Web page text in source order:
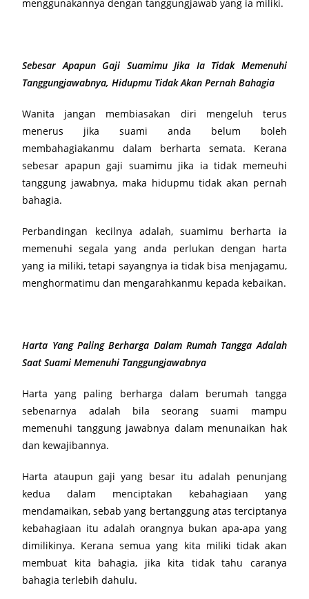
menggunakannya dengan tanggungjawab yang ia miliki.
Sebesar Apapun Gaji Suamimu Jika Ia Tidak Memenuhi
Tanggungjawabnya, Hidupmu Tidak Akan Pernah Bahagia
Wanita jangan membiasakan diri mengeluh terus
menerus jika suami anda belum boleh
membahagiakanmu dalam berharta semata. Kerana
sebesar apapun gaji suamimu jika ia tidak memeuhi
tanggung jawabnya, maka hidupmu tidak akan pernah
bahagia.
Perbandingan kecilnya adalah, suamimu berharta ia
memenuhi segala yang anda perlukan dengan harta
yang ia miliki, tetapi sayangnya ia tidak bisa menjagamu,
menghormatimu dan mengarahkanmu kepada kebaikan.
Harta Yang Paling Berharga Dalam Rumah Tangga Adalah
Saat Suami Memenuhi Tanggungjawabnya
Harta yang paling berharga dalam berumah tangga
sebenarnya adalah bila seorang suami mampu
memenuhi tanggung jawabnya dalam menunaikan hak
dan kewajibannya.
Harta ataupun gaji yang besar itu adalah penunjang
kedua dalam menciptakan kebahagiaan yang
mendamaikan, sebab yang bertanggung atas terciptanya
kebahagiaan itu adalah orangnya bukan apa-apa yang
dimilikinya. Kerana semua yang kita miliki tidak akan
membuat kita bahagia, jika kita tidak tahu caranya
bahagia terlebih dahulu.